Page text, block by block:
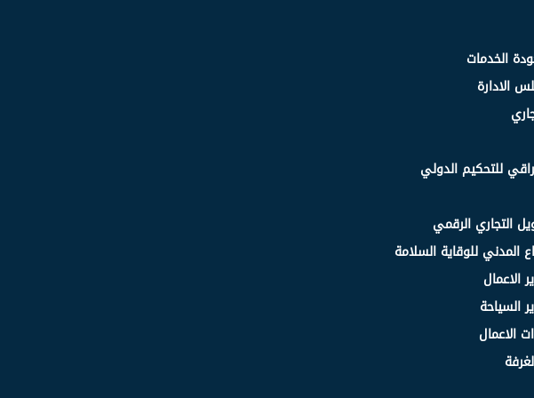
الخدمات
الادارة
للتحكيم الدولي
التجاري الرقمي
المدني للوقاية السلامة
الاعمال
السياحة
الاعمال